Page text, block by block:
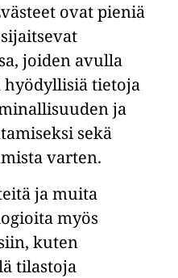
ovat pieniä
joiden avulla
tietoja
ja
sekä
varten.
ja muita
myös
kuten
tilastoja